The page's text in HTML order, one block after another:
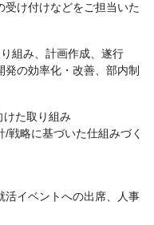
受け付けなどをご担当いた
組み、計画作成、遂行
の効率化・改善、部内制
た取り組み
略に基づいた仕組みづく
イベントへの出席、人事